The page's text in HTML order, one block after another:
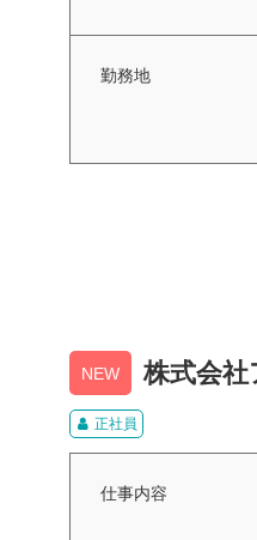
勤務地
NEW 株式会社
正社員
仕事内容